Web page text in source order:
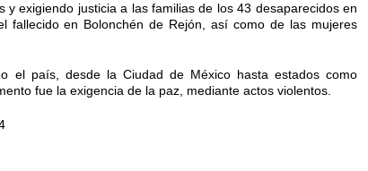
exigiendo justicia a las familias de los 43 desaparecidos en
fallecido en Bolonchén de Rejón, así como de las mujeres
el país, desde la Ciudad de México hasta estados como
fue la exigencia de la paz, mediante actos violentos.